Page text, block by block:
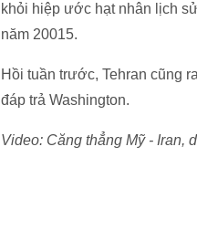
khỏi hiệp ước hạt nhân lịch
năm 20015.
Hồi tuần trước, Tehran cũng
đáp trả Washington.
Video: Căng thẳng Mỹ - Iran,